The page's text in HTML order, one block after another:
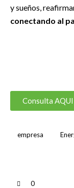
y sueños,
conectando al
Consulta AQUI
empresa
0